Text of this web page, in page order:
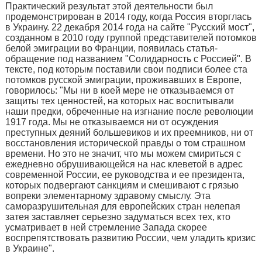
Практический результат этой деятельности был
продемонстрирован в 2014 году, когда Россия вторглась
в Украину. 22 декабря 2014 года на сайте "Русский мост",
созданном в 2010 году группой представителей потомков
белой эмиграции во Франции, появилась статья-
обращение под названием "Солидарность с Россией". В
тексте, под которым поставили свои подписи более ста
потомков русской эмиграции, проживавших в Европе,
говорилось: "Мы ни в коей мере не отказываемся от
защиты тех ценностей, на которых нас воспитывали
наши предки, обреченные на изгнание после революции
1917 года. Мы не отказываемся ни от осуждения
преступных деяний большевиков и их преемников, ни от
восстановления исторической правды о том страшном
времени. Но это не значит, что мы можем смириться с
ежедневно обрушивающейся на нас клеветой в адрес
современной России, ее руководства и ее президента,
которых подвергают санкциям и смешивают с грязью
вопреки элементарному здравому смыслу. Эта
саморазрушительная для европейских стран нелепая
затея заставляет серьезно задуматься всех тех, кто
усматривает в ней стремление Запада скорее
воспрепятствовать развитию России, чем уладить кризис
в Украине".